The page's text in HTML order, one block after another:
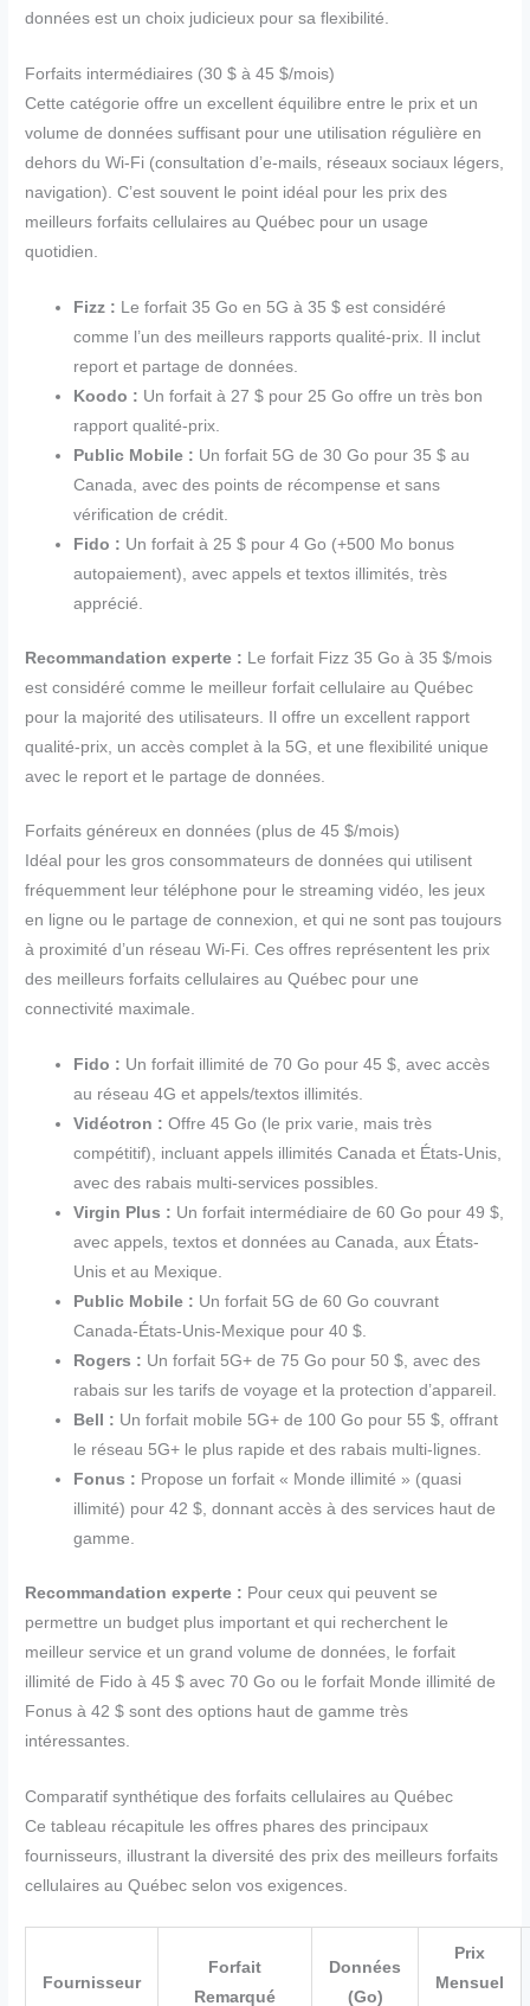
données est un choix judicieux pour sa flexibilité.
Forfaits intermédiaires (30 $ à 45 $/mois)
Cette catégorie offre un excellent équilibre entre le prix et un
volume de données suffisant pour une utilisation régulière en
dehors du Wi-Fi (consultation d’e-mails, réseaux sociaux légers,
navigation). C’est souvent le point idéal pour les prix des
meilleurs forfaits cellulaires au Québec pour un usage
quotidien.
Fizz : Le forfait 35 Go en 5G à 35 $ est considéré
comme l’un des meilleurs rapports qualité-prix. Il inclut
report et partage de données.
Koodo : Un forfait à 27 $ pour 25 Go offre un très bon
rapport qualité-prix.
Public Mobile : Un forfait 5G de 30 Go pour 35 $ au
Canada, avec des points de récompense et sans
vérification de crédit.
Fido : Un forfait à 25 $ pour 4 Go (+500 Mo bonus
autopaiement), avec appels et textos illimités, très
apprécié.
Recommandation experte : Le forfait Fizz 35 Go à 35 $/mois
est considéré comme le meilleur forfait cellulaire au Québec
pour la majorité des utilisateurs. Il offre un excellent rapport
qualité-prix, un accès complet à la 5G, et une flexibilité unique
avec le report et le partage de données.
Forfaits généreux en données (plus de 45 $/mois)
Idéal pour les gros consommateurs de données qui utilisent
fréquemment leur téléphone pour le streaming vidéo, les jeux
en ligne ou le partage de connexion, et qui ne sont pas toujours
à proximité d’un réseau Wi-Fi. Ces offres représentent les prix
des meilleurs forfaits cellulaires au Québec pour une
connectivité maximale.
Fido : Un forfait illimité de 70 Go pour 45 $, avec accès
au réseau 4G et appels/textos illimités.
Vidéotron : Offre 45 Go (le prix varie, mais très
compétitif), incluant appels illimités Canada et États-Unis,
avec des rabais multi-services possibles.
Virgin Plus : Un forfait intermédiaire de 60 Go pour 49 $,
avec appels, textos et données au Canada, aux États-
Unis et au Mexique.
Public Mobile : Un forfait 5G de 60 Go couvrant
Canada-États-Unis-Mexique pour 40 $.
Rogers : Un forfait 5G+ de 75 Go pour 50 $, avec des
rabais sur les tarifs de voyage et la protection d’appareil.
Bell : Un forfait mobile 5G+ de 100 Go pour 55 $, offrant
le réseau 5G+ le plus rapide et des rabais multi-lignes.
Fonus : Propose un forfait « Monde illimité » (quasi
illimité) pour 42 $, donnant accès à des services haut de
gamme.
Recommandation experte : Pour ceux qui peuvent se
permettre un budget plus important et qui recherchent le
meilleur service et un grand volume de données, le forfait
illimité de Fido à 45 $ avec 70 Go ou le forfait Monde illimité de
Fonus à 42 $ sont des options haut de gamme très
intéressantes.
Comparatif synthétique des forfaits cellulaires au Québec
Ce tableau récapitule les offres phares des principaux
fournisseurs, illustrant la diversité des prix des meilleurs forfaits
cellulaires au Québec selon vos exigences.
Fournisseur
Forfait
Remarqué
Données
(Go)
Prix
Mensuel